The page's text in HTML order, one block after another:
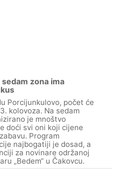
zona ima
Porcijunkulovo, počet će
kolovoza. Na sedam
je mnoštvo
doći svi oni koji cijene
Program
najbogatiji je dosad, a
za novinare održanoj
„Bedem“ u Čakovcu.